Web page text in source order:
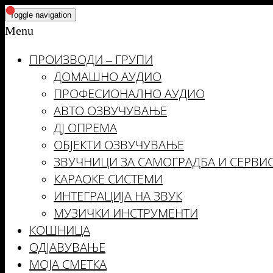
Skip
to
content
Toggle navigation
Menu
ПРОИЗВОДИ – ГРУПИ
ДОМАШНО АУДИО
ПРОФЕСИОНАЛНО АУДИО
АВТО ОЗВУЧУВАЊЕ
ДЈ ОПРЕМА
ОБЈЕКТИ ОЗВУЧУВАЊЕ
ЗВУЧНИЦИ ЗА САМОГРАДБА И
КАРАОКЕ СИСТЕМИ
ИНТЕГРАЦИЈА НА ЗВУК
МУЗИЧКИ ИНСТРУМЕНТИ
КОШНИЦА
ОДЈАВУВАЊЕ
МОЈА СМЕТКА